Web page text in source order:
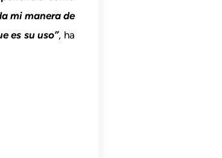
mi manera de
es su uso”, ha